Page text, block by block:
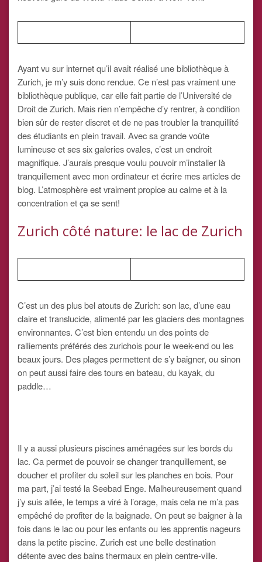
Ayant vu sur internet qu’il avait réalisé une bibliothèque à
Zurich, je m’y suis donc rendue. Ce n’est pas vraiment une
bibliothèque publique, car elle fait partie de l’Université de
Droit de Zurich. Mais rien n’empêche d’y rentrer, à condition
bien sûr de rester discret et de ne pas troubler la tranquillité
des étudiants en plein travail. Avec sa grande voûte
lumineuse et ses six galeries ovales, c’est un endroit
magnifique. J’aurais presque voulu pouvoir m’installer là
tranquillement avec mon ordinateur et écrire mes articles de
blog. L’atmosphère est vraiment propice au calme et à la
concentration et ça se sent!
Zurich côté nature: le lac de Zurich
C’est un des plus bel atouts de Zurich: son lac, d’une eau
claire et translucide, alimenté par les glaciers des montagnes
environnantes. C’est bien entendu un des points de
ralliements préférés des zurichois pour le week-end ou les
beaux jours. Des plages permettent de s’y baigner, ou sinon
on peut aussi faire des tours en bateau, du kayak, du
paddle…
Il y a aussi plusieurs piscines aménagées sur les bords du
lac. Ca permet de pouvoir se changer tranquillement, se
doucher et profiter du soleil sur les planches en bois. Pour
ma part, j’ai testé la Seebad Enge. Malheureusement quand
j’y suis allée, le temps a viré à l’orage, mais cela ne m’a pas
empêché de profiter de la baignade. On peut se baigner à la
fois dans le lac ou pour les enfants ou les apprentis nageurs
dans la petite piscine. Zurich est une belle destination
détente avec des bains thermaux en plein centre-ville.